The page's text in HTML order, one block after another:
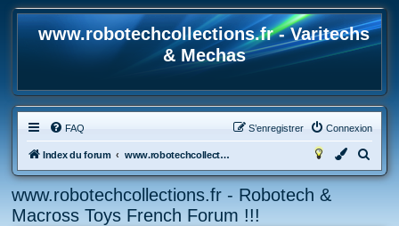
www.robotechcollections.fr - Varitechs
& Mechas
FAQ Connexion
S’enregistrer
Index du forum www.robotechcollections.fr - Robotech & Macross Toys French Forum !!!
e
www.robotechcollections.fr - Robotech &
Macross Toys French Forum !!!